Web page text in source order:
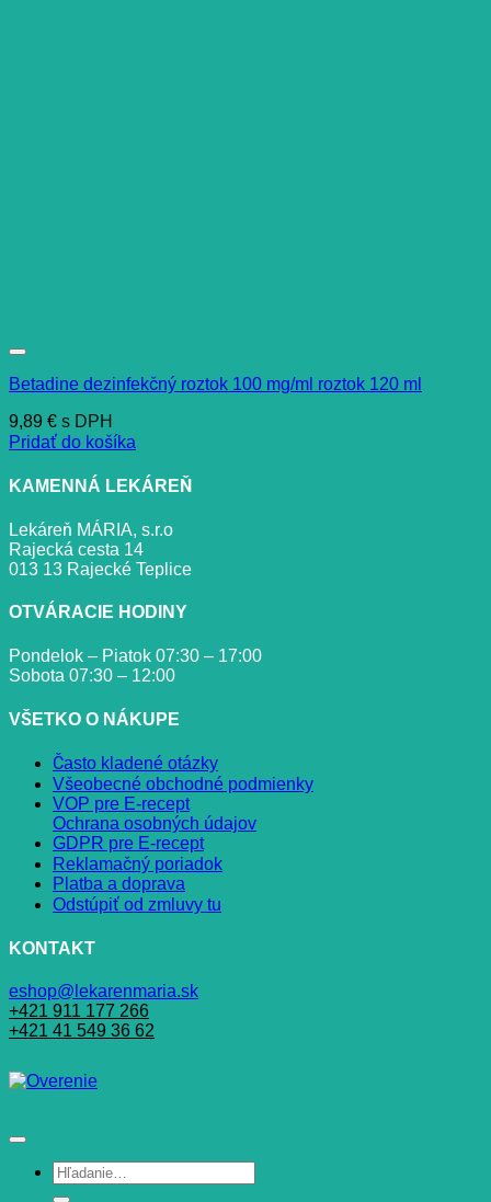
Betadine dezinfekčný roztok 100 mg/ml roztok 120 ml
9,89 € s DPH
Pridať do košíka
KAMENNÁ LEKÁREŇ
Lekáreň MÁRIA, s.r.o
Rajecká cesta 14
013 13 Rajecké Teplice
OTVÁRACIE HODINY
Pondelok – Piatok 07:30 – 17:00
Sobota 07:30 – 12:00
VŠETKO O NÁKUPE
Často kladené otázky
Všeobecné obchodné podmienky
VOP pre E-recept
Ochrana osobných údajov
GDPR pre E-recept
Reklamačný poriadok
Platba a doprava
Odstúpiť od zmluvy tu
KONTAKT
eshop@lekarenmaria.sk
+421 911 177 266
+421 41 549 36 62
Hľadať: